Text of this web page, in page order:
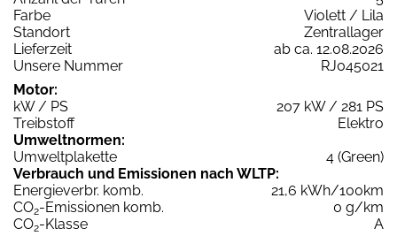
Farbe
Violett / Lila
Standort
Zentrallager
Lieferzeit
ab ca. 12.08.2026
Unsere Nummer
RJ045021
Motor:
kW / PS
207 kW / 281 PS
Treibstoff
Elektro
Umweltnormen:
Umweltplakette
4 (Green)
Verbrauch und Emissionen nach WLTP:
Energieverbr. komb.
21,6 kWh/100km
CO2-Emissionen komb.
0 g/km
CO2-Klasse
A